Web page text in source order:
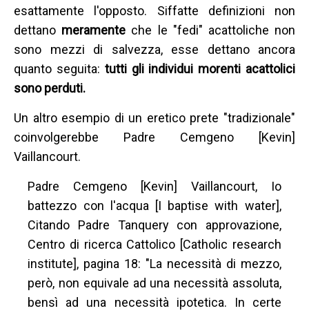
esattamente l'opposto. Siffatte definizioni non
dettano meramente che le "fedi" acattoliche non
sono mezzi di salvezza, esse dettano ancora
quanto seguita: tutti gli individui morenti acattolici
sono perduti.
Un altro esempio di un eretico prete "tradizionale"
coinvolgerebbe Padre Cemgeno [Kevin]
Vaillancourt.
Padre Cemgeno [Kevin] Vaillancourt, Io
battezzo con l'acqua [I baptise with water],
Citando Padre Tanquery con approvazione,
Centro di ricerca Cattolico [Catholic research
institute], pagina 18: "La necessità di mezzo,
però, non equivale ad una necessità assoluta,
bensì ad una necessità ipotetica. In certe